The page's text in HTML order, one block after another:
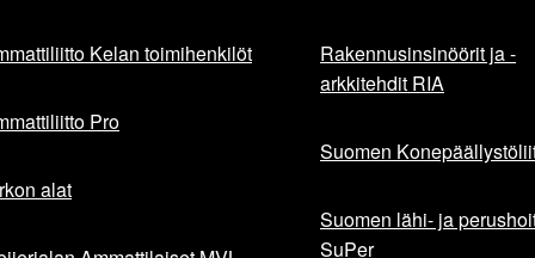
Kelan toimihenkilöt
Pro
alat
Rakennusinsinöörit ja -
arkkitehdit RIA
Suomen
Suomen lähi- ja
SuPer